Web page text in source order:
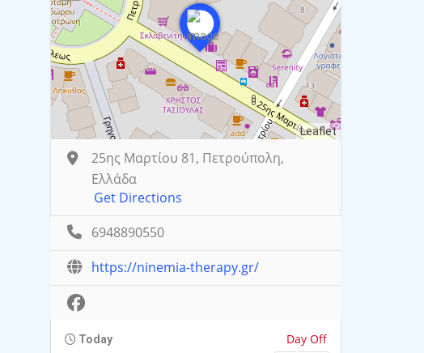
Leaflet
25ης Μαρτίου 81, Πετρούπολη,
Ελλάδα
Get Directions
6948890550
https://ninemia-therapy.gr/
Today Day Off